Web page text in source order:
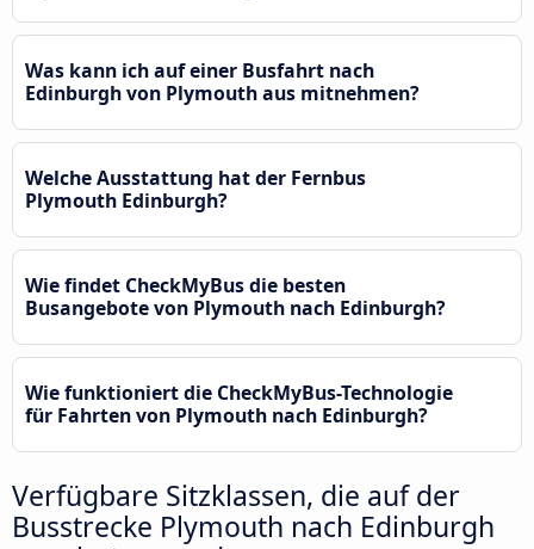
Was kann ich auf einer Busfahrt nach
Edinburgh von Plymouth aus mitnehmen?
Welche Ausstattung hat der Fernbus
Plymouth Edinburgh?
Wie findet CheckMyBus die besten
Busangebote von Plymouth nach Edinburgh?
Wie funktioniert die CheckMyBus-Technologie
für Fahrten von Plymouth nach Edinburgh?
Verfügbare Sitzklassen, die auf der
Busstrecke Plymouth nach Edinburgh